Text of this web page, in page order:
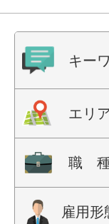
キー
エリ
職
雇用形